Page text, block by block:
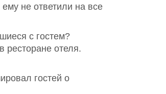
не ответили на все
с гостем?
ресторане отеля.
гостей о